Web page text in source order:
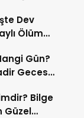
Dev
Ölüm
Gün?
Gecesi
Bilge
Güzel